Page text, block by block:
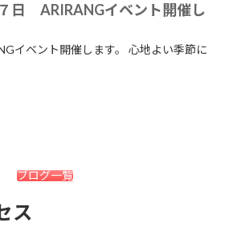
日 ARIRANGイベント開催し
イベント開催します。 心地よい季節に
ブログ一覧
ス